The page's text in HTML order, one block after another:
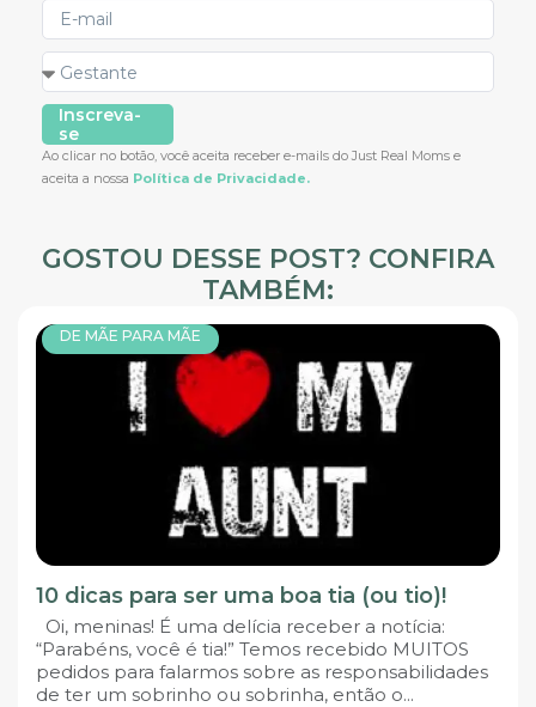
Inscreva-
se
Ao clicar no botão, você aceita receber e-mails do Just Real Moms e
aceita a nossa Política de Privacidade.
GOSTOU DESSE POST? CONFIRA
TAMBÉM:
DE MÃE PARA MÃE
10 dicas para ser uma boa tia (ou tio)!
Oi, meninas! É uma delícia receber a notícia:
“Parabéns, você é tia!” Temos recebido MUITOS
pedidos para falarmos sobre as responsabilidades
de ter um sobrinho ou sobrinha, então o...